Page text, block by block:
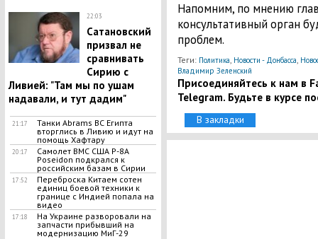
22:03
Сатановский
призвал не
сравнивать
Сирию с
Ливией: "Там мы по ушам
надавали, и тут дадим"
21:17
Танки Abrams ВС Египта
вторглись в Ливию и идут на
помощь Хафтару
20:17
Самолет ВМС США P-8A
Poseidon подкрался к
российским базам в Сирии
17:52
Переброска Китаем сотен
единиц боевой техники к
границе с Индией попала на
видео
17:18
На Украине разворовали на
запчасти прибывший на
модернизацию МиГ-29
Напомним, по мнению
консультативный орган
проблем.
Теги: Политика, Новости - Донбасса,
Владимир Зеленский
Присоединяйтесь к нам в
Telegram. Будьте в курсе
В закладки